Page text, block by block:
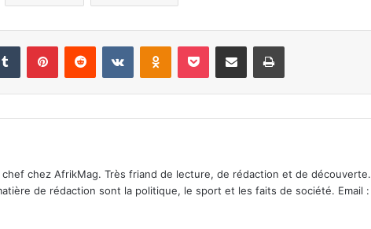
Tumblr PinterestReddit VKontakteOdnoklassniki
Pocket Partager par email Imprimer
chef chez AfrikMag. Très friand de lecture, de rédaction et de découverte.
de rédaction sont la politique, le sport et les faits de société. Email :